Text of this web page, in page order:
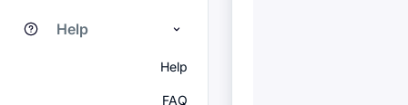
Help
Help
FAQ